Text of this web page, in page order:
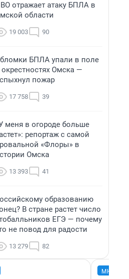
отражает атаку БПЛА в
области
19 003 90
БПЛА упали в поле
окрестностях Омска —
пожар
17 758 39
меня в огороде больше
репортаж с самой
«Флоры» в
Омска
13 393 41
образованию
В стране растет число
ЕГЭ — почему
не повод для радости
13 279 82